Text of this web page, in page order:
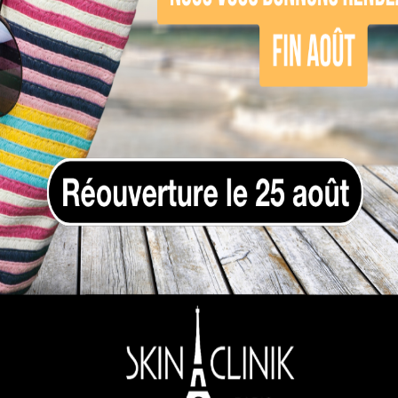
votre Bilan
Profitez d’un diagnostic gratuit et personnalisé
PRENDRE RENDEZ-VOUS